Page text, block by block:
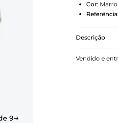
9
Cor:
Referência:
Descrição
Verão’26
pode te
Vendido e